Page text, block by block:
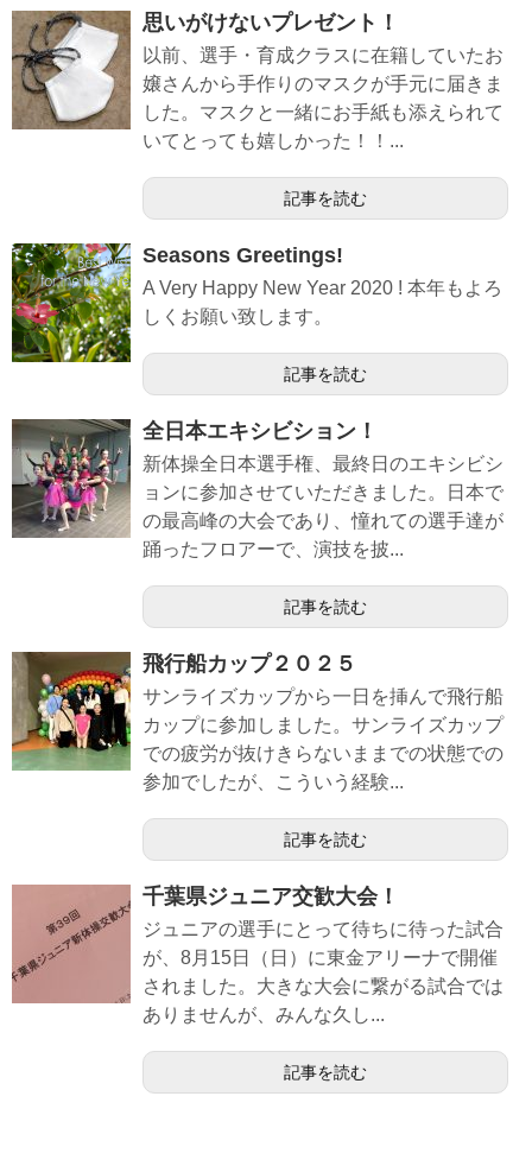
思いがけないプレゼント！
以前、選手・育成クラスに在籍していたお
嬢さんから手作りのマスクが手元に届きま
した。マスクと一緒にお手紙も添えられて
いてとっても嬉しかった！！...
記事を読む
Seasons Greetings!
A Very Happy New Year 2020 ! 本年もよろ
しくお願い致します。
記事を読む
全日本エキシビション！
新体操全日本選手権、最終日のエキシビシ
ョンに参加させていただきました。日本で
の最高峰の大会であり、憧れての選手達が
踊ったフロアーで、演技を披...
記事を読む
飛行船カップ２０２５
サンライズカップから一日を挿んで飛行船
カップに参加しました。サンライズカップ
での疲労が抜けきらないままでの状態での
参加でしたが、こういう経験...
記事を読む
千葉県ジュニア交歓大会！
ジュニアの選手にとって待ちに待った試合
が、8月15日（日）に東金アリーナで開催
されました。大きな大会に繋がる試合では
ありませんが、みんな久し...
記事を読む